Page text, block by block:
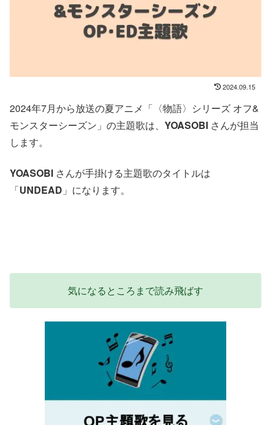
2024.09.15
2024年7月から放送の夏アニメ「〈物語〉シリーズ オフ&
モンスターシーズン」の主題歌は、 YOASOBI さんが担当
します。
YOASOBI さんが手掛ける主題歌のタイトルは
「UNDEAD 」になります。
気になるところまで読み飛ばす